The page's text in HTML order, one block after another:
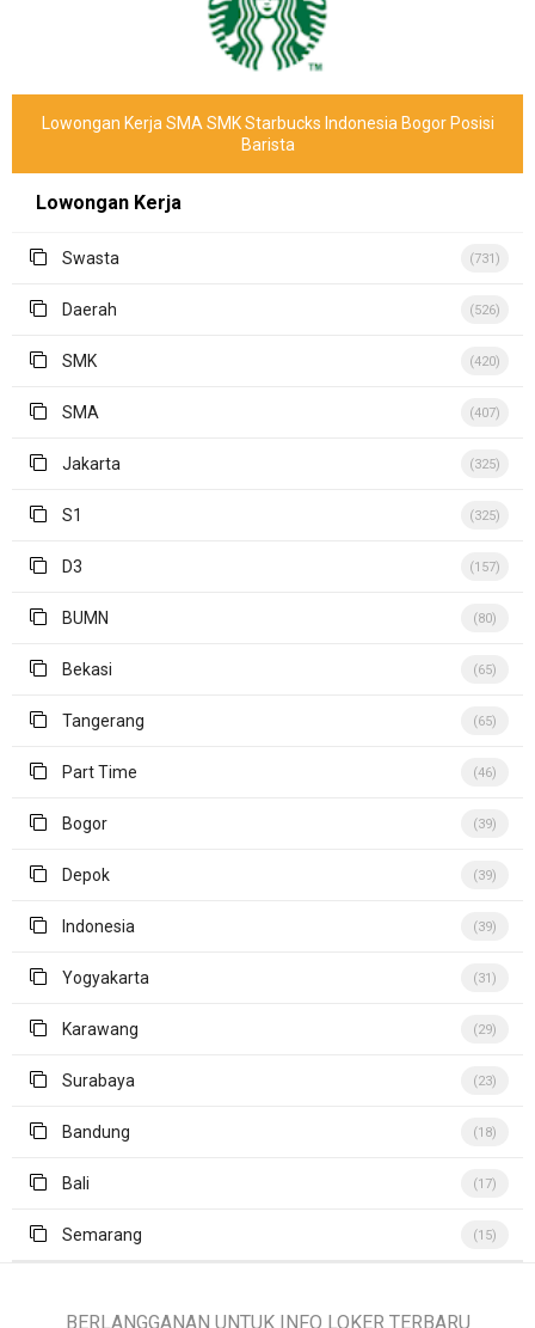
Lowongan Kerja SMA SMK Starbucks Indonesia Bogor Posisi
Barista
Lowongan Kerja
Swasta (731)
Daerah (526)
SMK (420)
SMA (407)
Jakarta (325)
S1 (325)
D3 (157)
BUMN (80)
Bekasi (65)
Tangerang (65)
Part Time (46)
Bogor (39)
Depok (39)
Indonesia (39)
Yogyakarta (31)
Karawang (29)
Surabaya (23)
Bandung (18)
Bali (17)
Semarang (15)
BERLANGGANAN UNTUK INFO LOKER TERBARU